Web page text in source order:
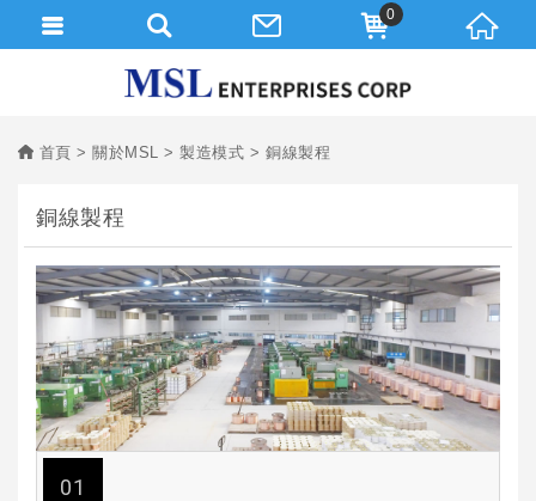
首頁 關於MSL 製造模式 銅線製程
銅線製程
01
0